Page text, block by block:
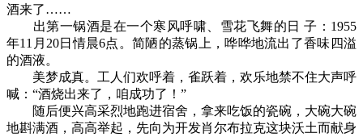
酒来了……
出第一锅酒是在一个寒风呼啸、雪花飞舞的日 子：1955
年11月20日情晨6点。简陋的蒸锅上，哗哗地流出了香味四溢
的酒液。
美梦成真。工人们欢呼着，雀跃着，欢乐地禁不住大声呼
喊：“酒烧出来了，咱成功了！”
随后便兴高采烈地跑进宿舍，拿来吃饭的瓷碗，大碗大碗
地斟满酒，高高举起，先向为开发肖尔布拉克这块沃土而献身